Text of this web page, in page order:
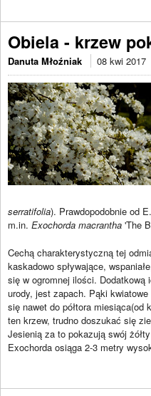
Obiela - krzew
Danuta Młoźniak 08 kwi 2017
serratifolia). Prawdopodobnie od
m.in. Exochorda macrantha 'The
Cechą charakterystyczną tej
kaskadowo spływające,
się w ogromnej ilości. Dodatkową
urody, jest zapach. Pąki
się nawet do półtora
ten krzew, trudno doszukać się
Jesienią za to pokazują swój
Exochorda osiąga 2-3 metry